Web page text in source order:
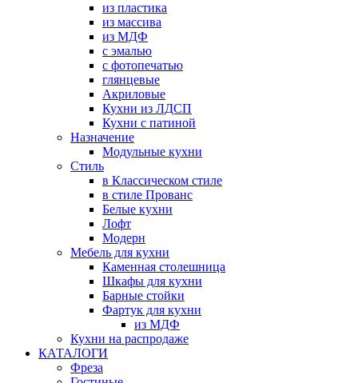
из пластика
из массива
из МДФ
с эмалью
с фотопечатью
глянцевые
Акриловые
Кухни из ЛДСП
Кухни с патиной
Назначение
Модульные кухни
Стиль
в Классическом стиле
в стиле Прованс
Белые кухни
Лофт
Модерн
Мебель для кухни
Каменная столешница
Шкафы для кухни
Барные стойки
Фартук для кухни
из МДФ
Кухни на распродаже
КАТАЛОГИ
Фреза